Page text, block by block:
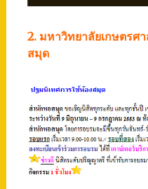
2. มหาวิทยาลัยเกษตรศ
สมุด